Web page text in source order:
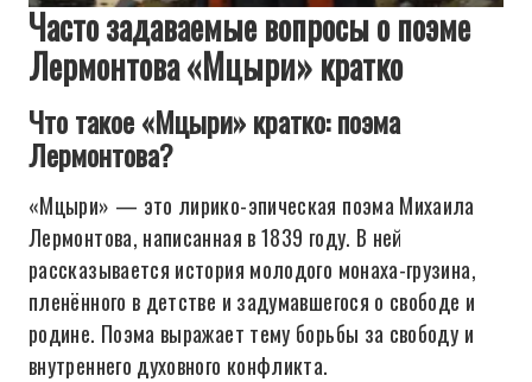
Часто задаваемые вопросы о поэме
Лермонтова «Мцыри» кратко
Что такое «Мцыри» кратко: поэма
Лермонтова?
«Мцыри» — это лирико-эпическая поэма Михаила
Лермонтова, написанная в 1839 году. В ней
рассказывается история молодого монаха-грузина,
пленённого в детстве и задумавшегося о свободе и
родине. Поэма выражает тему борьбы за свободу и
внутреннего духовного конфликта.